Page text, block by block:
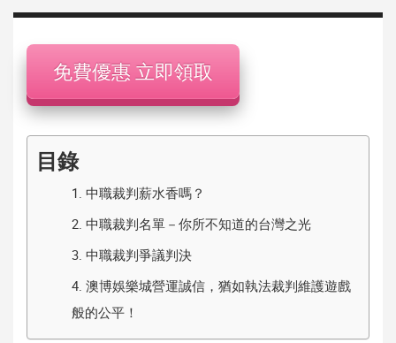
彩
免費優惠 立即領取
目錄
1. 中職裁判薪水香嗎？
2. 中職裁判名單－你所不知道的台灣之光
3. 中職裁判爭議判決
4. 澳博娛樂城營運誠信，猶如執法裁判維護遊戲
般的公平！